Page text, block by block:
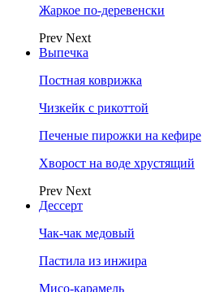
Жаркое по-деревенски
Prev Next
Выпечка
Постная коврижка
Чизкейк с рикоттой
Печеные пирожки на кефире
Хворост на воде хрустящий
Prev Next
Дессерт
Чак-чак медовый
Пастила из инжира
Мисо-карамель